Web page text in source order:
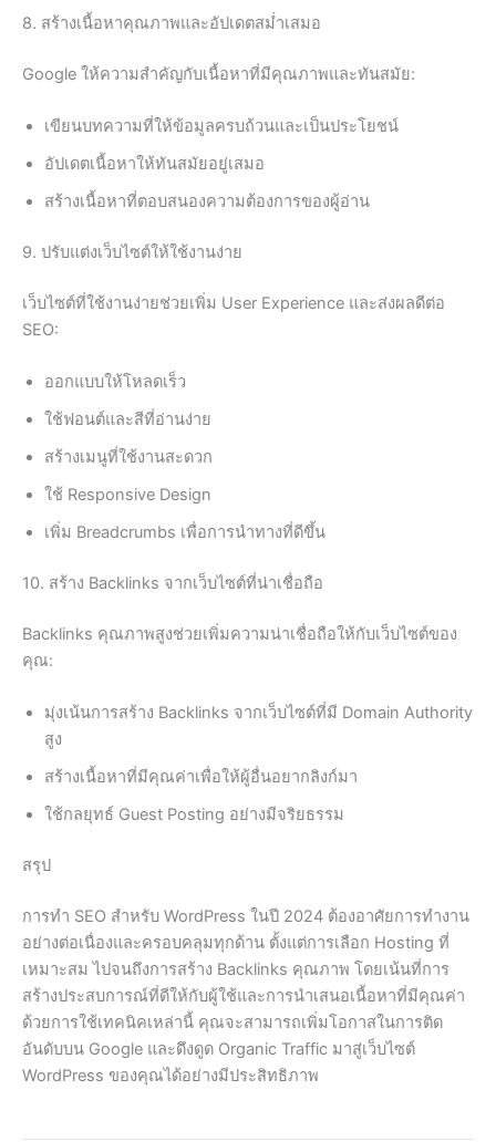
8. สร้างเนื้อหาคุณภาพและอัปเดตสม่ำเสมอ
Google ให้ความสำคัญกับเนื้อหาที่มีคุณภาพและทันสมัย:
เขียนบทความที่ให้ข้อมูลครบถ้วนและเป็นประโยชน์
อัปเดตเนื้อหาให้ทันสมัยอยู่เสมอ
สร้างเนื้อหาที่ตอบสนองความต้องการของผู้อ่าน
9. ปรับแต่งเว็บไซต์ให้ใช้งานง่าย
เว็บไซต์ที่ใช้งานง่ายช่วยเพิ่ม User Experience และส่งผลดีต่อ
SEO:
ออกแบบให้โหลดเร็ว
ใช้ฟอนต์และสีที่อ่านง่าย
สร้างเมนูที่ใช้งานสะดวก
ใช้ Responsive Design
เพิ่ม Breadcrumbs เพื่อการนำทางที่ดีขึ้น
10. สร้าง Backlinks จากเว็บไซต์ที่น่าเชื่อถือ
Backlinks คุณภาพสูงช่วยเพิ่มความน่าเชื่อถือให้กับเว็บไซต์ของ
คุณ:
มุ่งเน้นการสร้าง Backlinks จากเว็บไซต์ที่มี Domain Authority
สูง
สร้างเนื้อหาที่มีคุณค่าเพื่อให้ผู้อื่นอยากลิงก์มา
ใช้กลยุทธ์ Guest Posting อย่างมีจริยธรรม
สรุป
การทำ SEO สำหรับ WordPress ในปี 2024 ต้องอาศัยการทำงาน
อย่างต่อเนื่องและครอบคลุมทุกด้าน ตั้งแต่การเลือก Hosting ที่
เหมาะสม ไปจนถึงการสร้าง Backlinks คุณภาพ โดยเน้นที่การ
สร้างประสบการณ์ที่ดีให้กับผู้ใช้และการนำเสนอเนื้อหาที่มีคุณค่า
ด้วยการใช้เทคนิคเหล่านี้ คุณจะสามารถเพิ่มโอกาสในการติด
อันดับบน Google และดึงดูด Organic Traffic มาสู่เว็บไซต์
WordPress ของคุณได้อย่างมีประสิทธิภาพ